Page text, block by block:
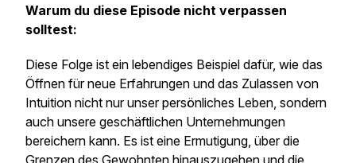
Warum du diese Episode nicht verpassen
solltest:
Diese Folge ist ein lebendiges Beispiel dafür, wie das
Öffnen für neue Erfahrungen und das Zulassen von
Intuition nicht nur unser persönliches Leben, sondern
auch unsere geschäftlichen Unternehmungen
bereichern kann. Es ist eine Ermutigung, über die
Grenzen des Gewohnten hinauszugehen und die